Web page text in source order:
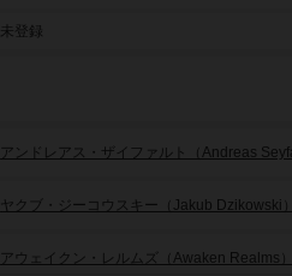
未登録
アンドレアス・ザイファルト（Andreas
ヤクブ・ジーコウスキー（Jakub Dzikowski）
アウェイクン・レルムズ（Awaken Realms）